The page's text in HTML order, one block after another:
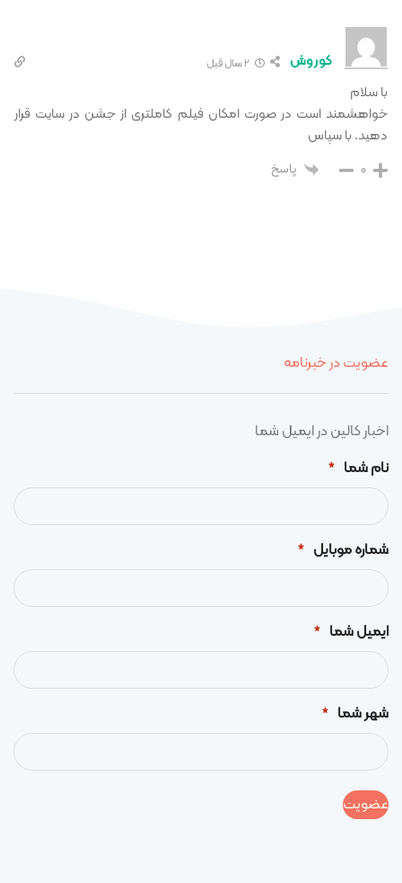
کوروش 2 سال قبل
با سلام
خواهشمند است در صورت امکان فیلم کاملتری از جشن در سایت قرار
دهید. با سپاس
0 پاسخ
عضویت در خبرنامه
اخبار کالین در ایمیل شما
نام شما
*
شماره موبایل *
ایمیل شما *
شهر شما *